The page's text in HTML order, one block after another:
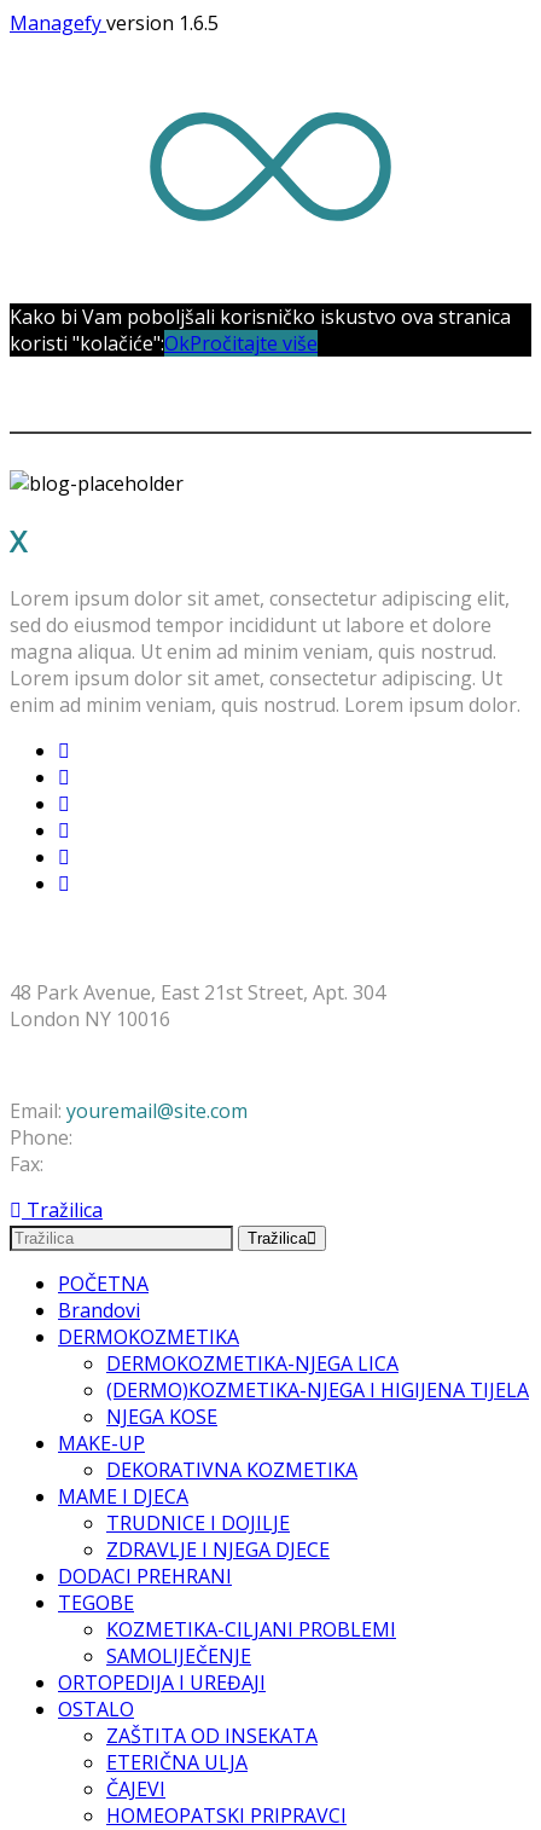
Managefyversion 1.6.5
Kako bi Vam poboljšali korisničko iskustvo ova stranica
koristi "kolačiće":OkPročitajte više
XSTORE LONDON
Lorem ipsum dolor sit amet, consectetur adipiscing elit,
sed do eiusmod tempor incididunt ut labore et dolore
magna aliqua. Ut enim ad minim veniam, quis nostrud.
Lorem ipsum dolor sit amet, consectetur adipiscing. Ut
enim ad minim veniam, quis nostrud. Lorem ipsum dolor.
48 Park Avenue, East 21st Street, Apt. 304
London NY 10016
Email: youremail@site.com
Phone:
Fax:
Tražilica
Tražilica
POČETNA
Brandovi
DERMOKOZMETIKA
DERMOKOZMETIKA-NJEGA LICA
(DERMO)KOZMETIKA-NJEGA I HIGIJENA TIJELA
NJEGA KOSE
MAKE-UP
DEKORATIVNA KOZMETIKA
MAME I DJECA
TRUDNICE I DOJILJE
ZDRAVLJE I NJEGA DJECE
DODACI PREHRANI
TEGOBE
KOZMETIKA-CILJANI PROBLEMI
SAMOLIJEČENJE
ORTOPEDIJA I UREĐAJI
OSTALO
ZAŠTITA OD INSEKATA
ETERIČNA ULJA
ČAJEVI
HOMEOPATSKI PRIPRAVCI